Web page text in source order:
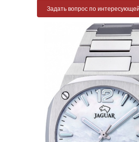
Задать вопрос по